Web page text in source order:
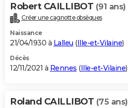
Robert CAILLIBOT (91 ans)
Créer une cagnotte obsèques
Naissance
21/04/1930 à Lalleu (Ille-et-Vilaine)
Décès
12/11/2021 à Rennes (Ille-et-Vilaine)
Roland CAILLIBOT (75 ans)